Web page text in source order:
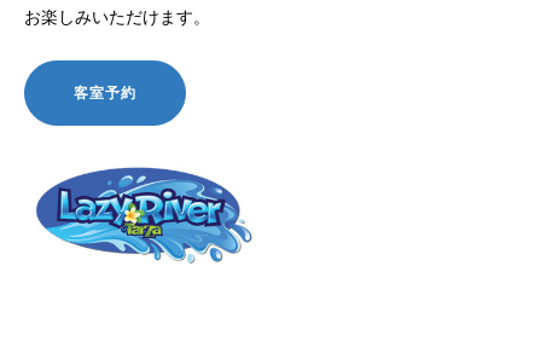
お楽しみいただけます。